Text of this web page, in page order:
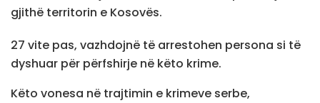
gjithë territorin e Kosovës.
27 vite pas, vazhdojnë të arrestohen persona si të
dyshuar për përfshirje në këto krime.
Këto vonesa në trajtimin e krimeve serbe,